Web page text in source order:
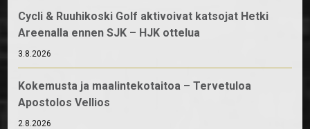
Cycli & Ruuhikoski Golf aktivoivat katsojat Hetki
Areenalla ennen SJK – HJK ottelua
3.8.2026
Kokemusta ja maalintekotaitoa – Tervetuloa
Apostolos Vellios
2.8.2026